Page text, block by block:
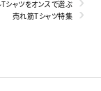
シャツをオンスで選ぶ
売れ筋Tシャツ特集